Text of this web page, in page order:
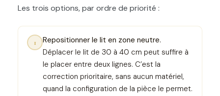
Les trois options, par ordre de priorité :
1
Repositionner le lit en zone neutre.
Déplacer le lit de 30 à 40 cm peut suffire à
le placer entre deux lignes. C’est la
correction prioritaire, sans aucun matériel,
quand la configuration de la pièce le permet.